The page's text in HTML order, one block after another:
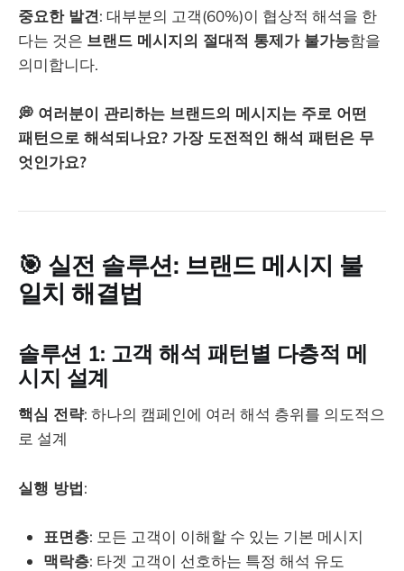
중요한 발견: 대부분의 고객(60%)이 협상적 해석을 한
다는 것은 브랜드 메시지의 절대적 통제가 불가능함을
의미합니다.
💭 여러분이 관리하는 브랜드의 메시지는 주로 어떤
패턴으로 해석되나요? 가장 도전적인 해석 패턴은 무
엇인가요?
🎯 실전 솔루션: 브랜드 메시지 불
일치 해결법
솔루션 1: 고객 해석 패턴별 다층적 메
시지 설계
핵심 전략: 하나의 캠페인에 여러 해석 층위를 의도적으
로 설계
실행 방법:
표면층: 모든 고객이 이해할 수 있는 기본 메시지
맥락층: 타겟 고객이 선호하는 특정 해석 유도